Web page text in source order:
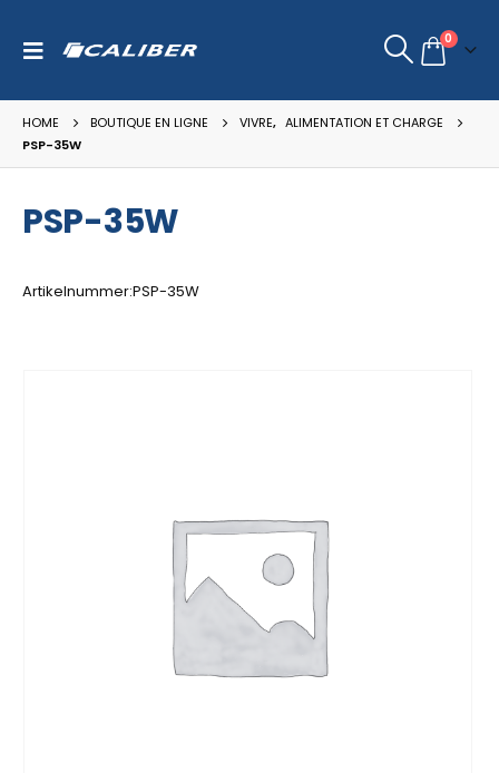
0
HOME BOUTIQUE EN LIGNE VIVRE, ALIMENTATION ET CHARGE
PSP-35W
PSP-35W
Artikelnummer:PSP-35W